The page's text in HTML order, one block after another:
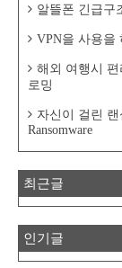
알뜰폰 긴급구
VPN을 사용을
해외 여행시
로밍
자신이 걸린
Ransomware
최근글
인기글